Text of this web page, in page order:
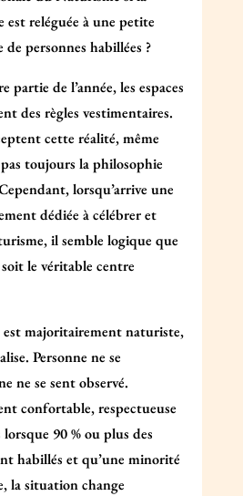
reléguée à une petite
personnes habillées ?
partie de l’année, les espaces
des règles vestimentaires.
cette réalité, même
toujours la philosophie
lorsqu’arrive une
dédiée à célébrer et
il semble logique que
le véritable centre
est majoritairement naturiste,
Personne ne se
ne se sent observé.
confortable, respectueuse
90 % ou plus des
habillés et qu’une minorité
la situation change